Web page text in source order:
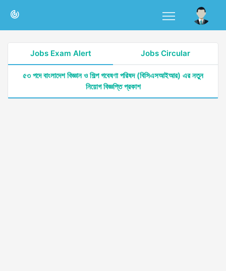
Jobs Exam Alert Jobs Circular
৫৩ পদে বাংলাদেশ বিজ্ঞান ও শিল্প গবেষণা পরিষদ (বিসিএসআইআর) এর নতুন
নিয়োগ বিজ্ঞপ্তি প্রকাশ